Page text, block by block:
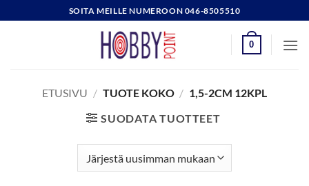
to
SOITA MEILLE NUMEROON 046-8505510
0
ETUSIVU / TUOTE KOKO / 1,5-2CM 12KPL
SUODATA TUOTTEET